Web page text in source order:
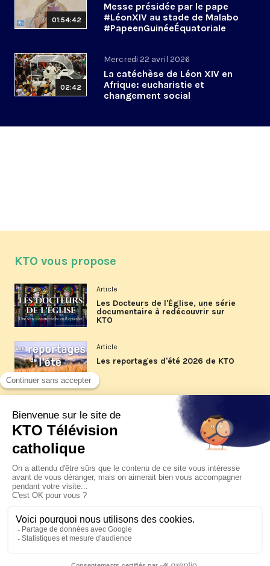
01:54:42
Messe présidée par le pape
#LéonXIV au stade de Malabo
#PapeenGuinéeÉquatoriale
02:42
Mercredi 22 avril 2026
La catéchèse de Léon XIV en
Afrique: eucharistie et
changement social
KTO vous propose
Article
Les Docteurs de l'Église, une série
documentaire à redécouvrir sur
KTO
Article
Les reportages d'été 2026 de KTO
La visite pastorale du pape Léon
XIV à Assise à suivre sur KTO le
jeudi 6 août
Le pape en Uruguay, Argentine et
Pérou du 6 au 17 novembre 2026
© KTO 2026 —Contact